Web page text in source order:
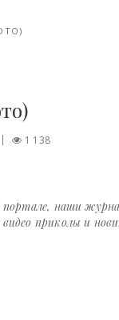
1 138
наши
приколы и